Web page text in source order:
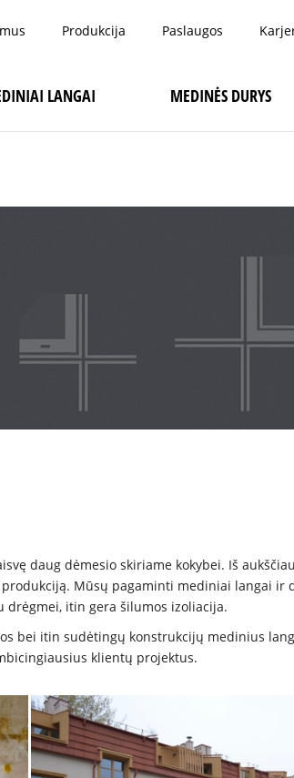
Produkcija Paslaugos
LANGAI MEDINĖS DURYS
daug dėmesio skiriame kokybei. Iš
produkciją. Mūsų pagaminti mediniai langai ir
drėgmei, itin gera šilumos izoliacija.
bei itin sudėtingų konstrukcijų medinius
klientų projektus.